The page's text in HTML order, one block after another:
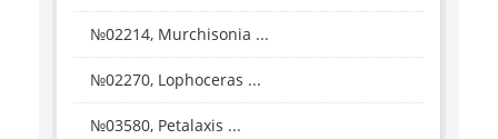
№02214, Murchisonia ...
№02270, Lophoceras ...
№03580, Petalaxis ...